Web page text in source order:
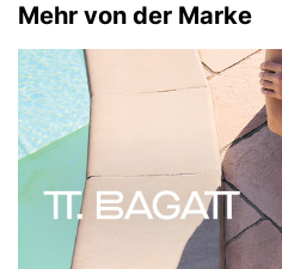
Mehr von der Marke